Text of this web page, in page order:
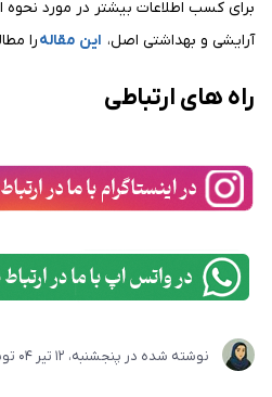
برای کسب اطلاعات بیشتر در مورد
آرایشی و بهداشتی اصل، این مقالهرا
راه های ارتباطی
نوشته شده در پنجشنبه، 12 تير 04